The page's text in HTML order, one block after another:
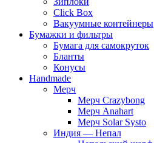
Click Box
Вакуумные контейнеры
Бумажки и фильтры
Бумага для самокруток
Бланты
Конусы
Handmade
Мерч
Мерч Crazybong
Мерч Anahart
Мерч Solar Systo
Индия — Непал